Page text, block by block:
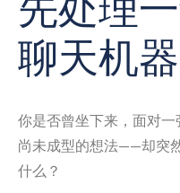
聊天机
你是否曾坐下来，面对
尚未成型的想法——却突
什么？